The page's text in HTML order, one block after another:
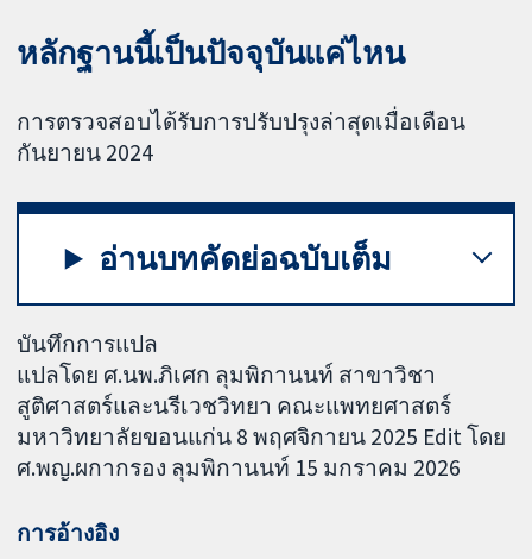
หลักฐานนี้เป็นปัจจุบันแค่ไหน
การตรวจสอบได้รับการปรับปรุงล่าสุดเมื่อเดือน
กันยายน 2024
อ่านบทคัดย่อฉบับเต็ม
บันทึกการแปล
แปลโดย ศ.นพ.ภิเศก ลุมพิกานนท์ สาขาวิชา
สูติศาสตร์และนรีเวชวิทยา คณะแพทยศาสตร์
มหาวิทยาลัยขอนแก่น 8 พฤศจิกายน 2025 Edit โดย
ศ.พญ.ผกากรอง ลุมพิกานนท์ 15 มกราคม 2026
การอ้างอิง